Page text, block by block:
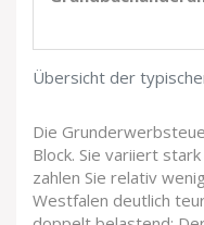
Übersicht der
Die
Block. Sie variiert
zahlen Sie relativ
Westfalen deutlich